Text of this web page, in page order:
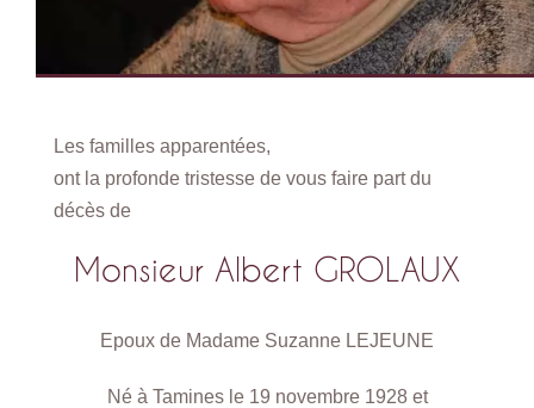
Les familles apparentées,
ont la profonde tristesse de vous faire part du
décès de
Monsieur Albert GROLAUX
Epoux de Madame Suzanne LEJEUNE
Né à Tamines le 19 novembre 1928 et